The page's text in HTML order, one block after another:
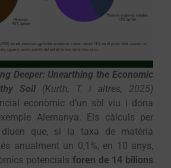
Deeper: Unearthing the Economic
Soil (Kurth, T. i altres, 2025)
econòmic d’un sòl viu i dona
Alemanya. Els càlculs per
que, si la taxa de matèria
anualment un 0,1%, en 10 anys,
potencials foren de 14 bilions